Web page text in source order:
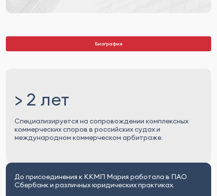
Биография
> 2 лет
Специализируется на сопровождении комплексных
коммерческих споров в российских судах и
международном коммерческом арбитраже.
До присоединения к ККМП Мария работала в ПАО
Сбербанк и различных юридических практиках.